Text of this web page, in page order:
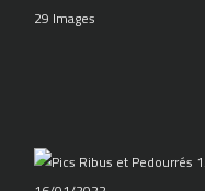
29 Images